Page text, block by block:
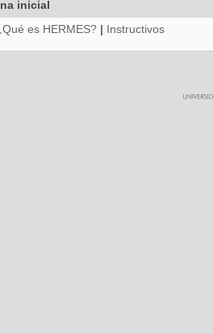
inicial
es HERMES? | Instructivos